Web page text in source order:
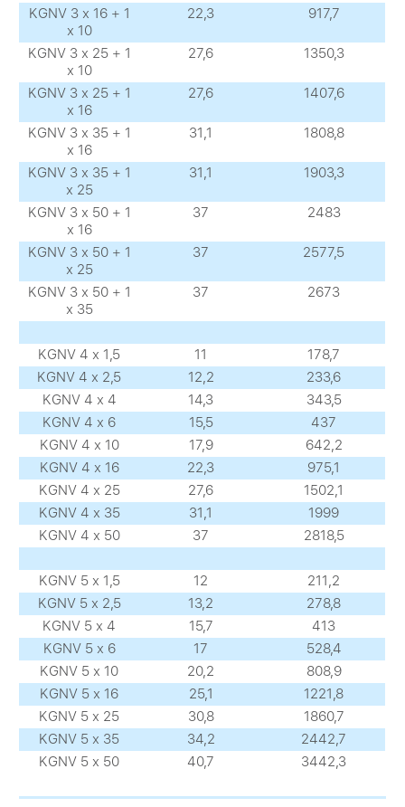
KGNV 3 х 16 + 1
х 10
22,3 917,7
KGNV 3 х 25 + 1
х 10
27,6 1350,3
KGNV 3 х 25 + 1
х 16
27,6 1407,6
KGNV 3 х 35 + 1
х 16
31,1 1808,8
KGNV 3 х 35 + 1
х 25
31,1 1903,3
KGNV 3 х 50 + 1
х 16
37 2483
KGNV 3 х 50 + 1
х 25
37 2577,5
KGNV 3 х 50 + 1
х 35
37 2673
KGNV 4 х 1,5 11
178,7
KGNV 4 х 2,5
12,2
233,6
KGNV 4 х 4
14,3
343,5
KGNV 4 х 6
15,5
437
KGNV 4 х 10
17,9
642,2
KGNV 4 х 16
22,3
975,1
KGNV 4 х 25
27,6
1502,1
KGNV 4 х 35
31,1
1999
KGNV 4 х 50
37 2818,5
KGNV 5 х 1,5 12
211,2
KGNV 5 х 2,5
13,2
278,8
KGNV 5 х 4
15,7
413
KGNV 5 х 6
17
528,4
KGNV 5 х 10
20,2
808,9
KGNV 5 х 16
25,1
1221,8
KGNV 5 х 25
30,8
1860,7
KGNV 5 х 35
34,2
2442,7
KGNV 5 х 50
40,7 3442,3